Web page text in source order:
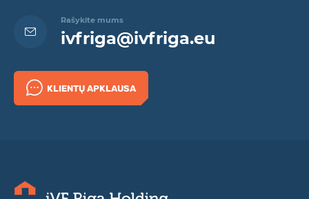
Rašykite mums
ivfriga@ivfriga.eu
KLIENTŲ APKLAUSA